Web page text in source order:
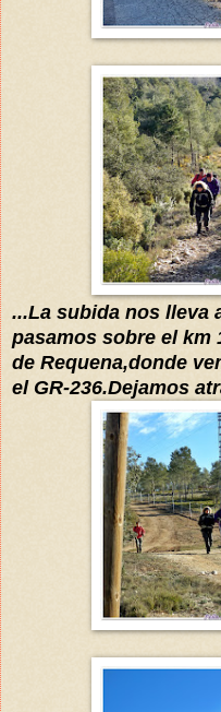
...La subida nos lleva
pasamos sobre el km
de Requena,donde
el GR-236.Dejamos